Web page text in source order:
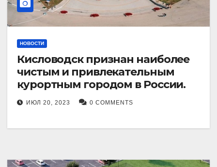
НОВОСТИ
Кисловодск признан наиболее
чистым и привлекательным
курортным городом в России.
ИЮЛ 20, 2023 0 COMMENTS